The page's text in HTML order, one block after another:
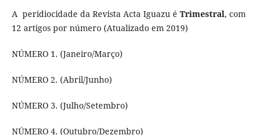
A peridiocidade da Revista Acta Iguazu é Trimestral, com
12 artigos por número (Atualizado em 2019)
NÚMERO 1. (Janeiro/Março)
NÚMERO 2. (Abril/Junho)
NÚMERO 3. (Julho/Setembro)
NÚMERO 4. (Outubro/Dezembro)